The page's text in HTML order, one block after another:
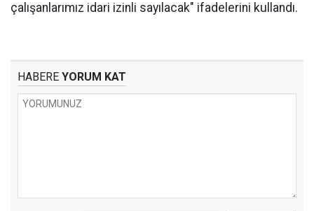
çalışanlarımız idari izinli sayılacak" ifadelerini kullandı.
HABERE YORUM KAT